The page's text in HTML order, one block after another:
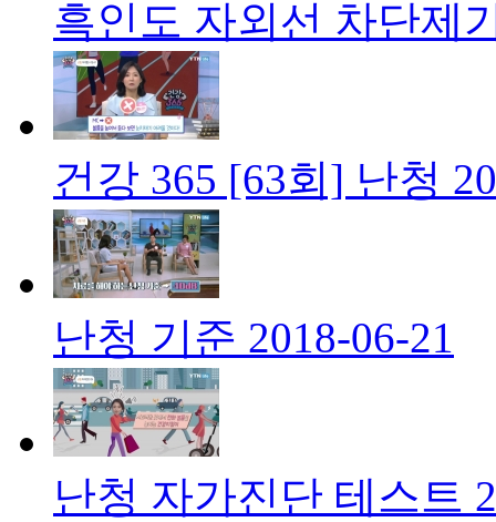
흑인도 자외선 차단제
건강 365 [63회] 난청
난청 기준 2018-06-21
난청 자가진단 테스트